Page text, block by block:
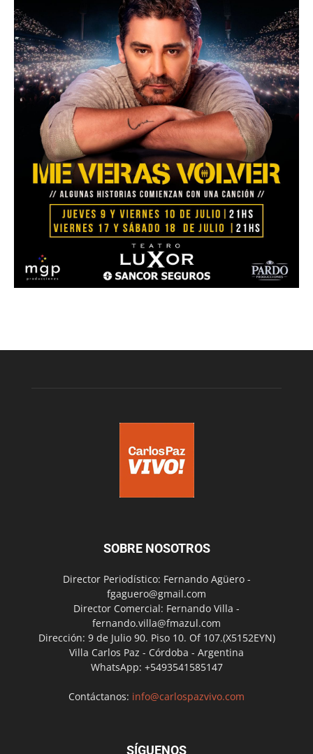
SOBRE NOSOTROS
Director Periodístico: Fernando Agüero -
fgaguero@gmail.com
Director Comercial: Fernando Villa -
fernando.villa@fmazul.com
Dirección: 9 de Julio 90. Piso 10. Of 107.(X5152EYN)
Villa Carlos Paz - Córdoba - Argentina
WhatsApp: +5493541585147
Contáctanos: info@carlospazvivo.com
SÍGUENOS